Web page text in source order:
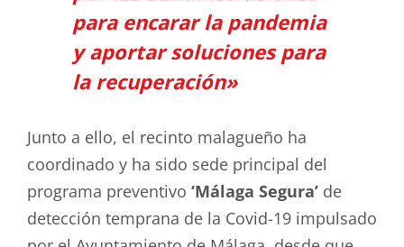
para encarar la pandemia
y aportar soluciones para
la recuperación»
Junto a ello, el recinto malagueño ha
coordinado y ha sido sede principal del
programa preventivo ‘Málaga Segura’de
detección temprana de la Covid-19 impulsado